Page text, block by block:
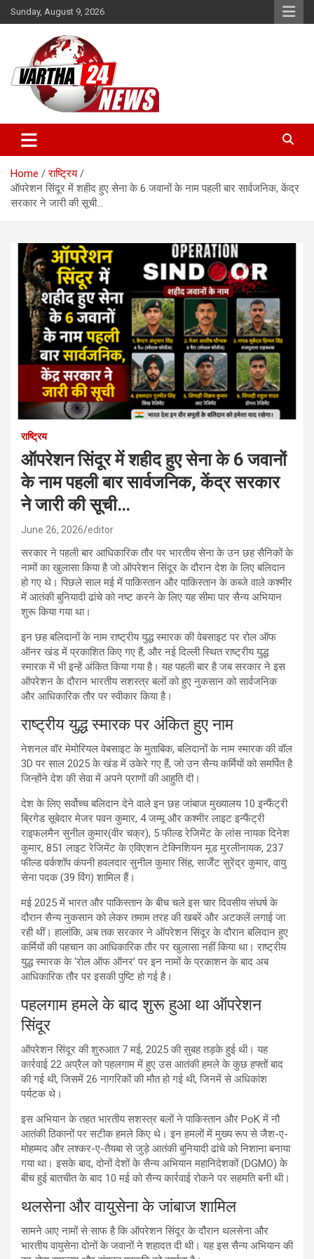
Skip
to
Sunday, August 9, 2026
Vartha 24
Home
राष्ट्रिय
ऑपरेशन सिंदूर में शहीद हुए सेना के 6 जवानों के नाम पहली बार सार्वजनिक, केंद्र
सरकार ने जारी की सूची…
राष्ट्रिय
ऑपरेशन सिंदूर में शहीद हुए सेना के 6 जवानों
के नाम पहली बार सार्वजनिक, केंद्र सरकार
ने जारी की सूची…
June 26, 2026 editor
सरकार ने पहली बार आधिकारिक तौर पर भारतीय सेना के उन छह सैनिकों के
नामों का खुलासा किया है जो ऑपरेशन सिंदूर के दौरान देश के लिए बलिदान
हो गए थे। पिछले साल मई में पाकिस्तान और पाकिस्तान के कब्जे वाले कश्मीर
में आतंकी बुनियादी ढांचे को नष्ट करने के लिए यह सीमा पार सैन्य अभियान
शुरू किया गया था।
इन छह बलिदानों के नाम राष्ट्रीय युद्ध स्मारक की वेबसाइट पर रोल ऑफ
ऑनर खंड में प्रकाशित किए गए हैं, और नई दिल्ली स्थित राष्ट्रीय युद्ध
स्मारक में भी इन्हें अंकित किया गया है। यह पहली बार है जब सरकार ने इस
ऑपरेशन के दौरान भारतीय सशस्त्र बलों को हुए नुकसान को सार्वजनिक
और आधिकारिक तौर पर स्वीकार किया है।
राष्ट्रीय युद्ध स्मारक पर अंकित हुए नाम
नेशनल वॉर मेमोरियल वेबसाइट के मुताबिक, बलिदानों के नाम स्मारक की वॉल
3D पर साल 2025 के खंड में उकेरे गए हैं, जो उन सैन्य कर्मियों को समर्पित है
जिन्होंने देश की सेवा में अपने प्राणों की आहुति दी।
देश के लिए सर्वोच्च बलिदान देने वाले इन छह जांबाज मुख्यालय 10 इन्फैंट्री
ब्रिगेड सूबेदार मेजर पवन कुमार, 4 जम्मू और कश्मीर लाइट इन्फैंट्री
राइफलमैन सुनील कुमार(वीर चक्र), 5 फील्ड रेजिमेंट के लांस नायक दिनेश
कुमार, 851 लाइट रेजिमेंट के एविएशन टेक्निशियन मूड मुरलीनायक, 237
फील्ड वर्कशॉप कंपनी हवलदार सुनील कुमार सिंह, सार्जेंट सुरेंद्र कुमार, वायु
सेना पदक (39 विंग) शामिल हैं।
मई 2025 में भारत और पाकिस्तान के बीच चले इस चार दिवसीय संघर्ष के
दौरान सैन्य नुकसान को लेकर तमाम तरह की खबरें और अटकलें लगाई जा
रही थीं। हालांकि, अब तक सरकार ने ऑपरेशन सिंदूर के दौरान बलिदान हुए
कर्मियों की पहचान का आधिकारिक तौर पर खुलासा नहीं किया था। राष्ट्रीय
युद्ध स्मारक के ‘रोल ऑफ ऑनर’ पर इन नामों के प्रकाशन के बाद अब
आधिकारिक तौर पर इसकी पुष्टि हो गई है।
पहलगाम हमले के बाद शुरू हुआ था ऑपरेशन
सिंदूर
ऑपरेशन सिंदूर की शुरुआत 7 मई, 2025 की सुबह तड़के हुई थी। यह
कार्रवाई 22 अप्रैल को पहलगाम में हुए उस आतंकी हमले के कुछ हफ्तों बाद
की गई थी, जिसमें 26 नागरिकों की मौत हो गई थी, जिनमें से अधिकांश
पर्यटक थे।
इस अभियान के तहत भारतीय सशस्त्र बलों ने पाकिस्तान और PoK में नौ
आतंकी ठिकानों पर सटीक हमले किए थे। इन हमलों में मुख्य रूप से जैश-ए-
मोहम्मद और लश्कर-ए-तैयबा से जुड़े आतंकी बुनियादी ढांचे को निशाना बनाया
गया था। इसके बाद, दोनों देशों के सैन्य अभियान महानिदेशकों (DGMO) के
बीच हुई बातचीत के बाद 10 मई को सैन्य कार्रवाई रोकने पर सहमति बनी थी।
थलसेना और वायुसेना के जांबाज शामिल
सामने आए नामों से साफ है कि ऑपरेशन सिंदूर के दौरान थलसेना और
भारतीय वायुसेना दोनों के जवानों ने शहादत दी थी। यह इस सैन्य अभियान की